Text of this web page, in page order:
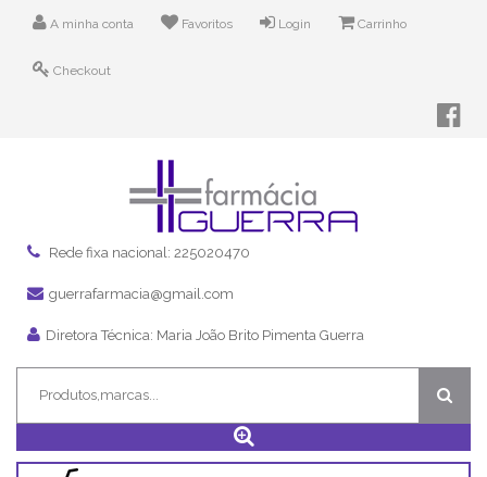
A minha conta Favoritos Login Carrinho
Checkout
Rede fixa nacional: 225020470
guerrafarmacia@gmail.com
Diretora Técnica: Maria João Brito Pimenta Guerra